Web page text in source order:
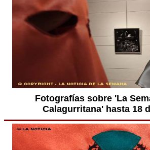
Fotografías sobre 'La
Calagurritana' hasta 18